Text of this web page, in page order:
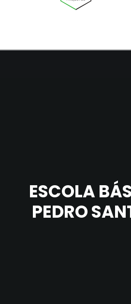
ESCOLA
PEDRO